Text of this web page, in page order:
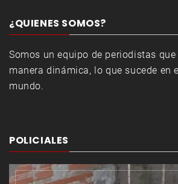
¿QUIENES SOMOS?
Somos un equipo de periodistas
manera dinámica, lo que sucede en
mundo.
POLICIALES